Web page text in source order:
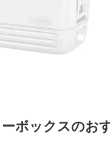
ーボックスのお